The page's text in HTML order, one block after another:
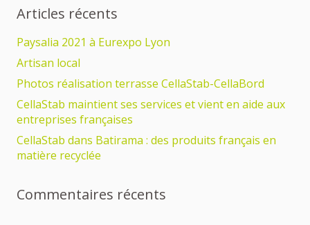
Articles récents
Paysalia 2021 à Eurexpo Lyon
Artisan local
Photos réalisation terrasse CellaStab-CellaBord
CellaStab maintient ses services et vient en aide aux
entreprises françaises
CellaStab dans Batirama : des produits français en
matière recyclée
Commentaires récents